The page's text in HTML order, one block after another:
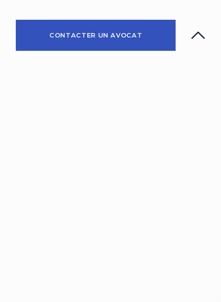
CONTACTER UN AVOCAT